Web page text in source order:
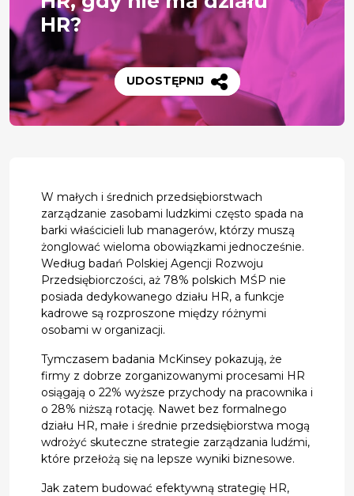
HR?
UDOSTĘPNIJ
W małych i średnich przedsiębiorstwach
zarządzanie zasobami ludzkimi często spada na
barki właścicieli lub managerów, którzy muszą
żonglować wieloma obowiązkami jednocześnie.
Według badań Polskiej Agencji Rozwoju
Przedsiębiorczości, aż 78% polskich MŚP nie
posiada dedykowanego działu HR, a funkcje
kadrowe są rozproszone między różnymi
osobami w organizacji.
Tymczasem badania McKinsey pokazują, że
firmy z dobrze zorganizowanymi procesami HR
osiągają o 22% wyższe przychody na pracownika i
o 28% niższą rotację. Nawet bez formalnego
działu HR, małe i średnie przedsiębiorstwa mogą
wdrożyć skuteczne strategie zarządzania ludźmi,
które przełożą się na lepsze wyniki biznesowe.
Jak zatem budować efektywną strategię HR,